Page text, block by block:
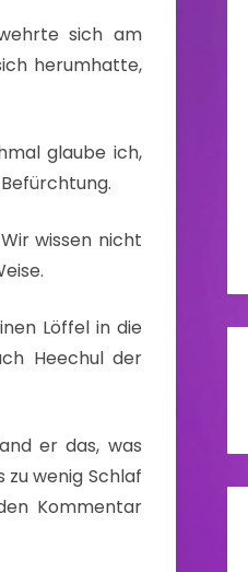
sich am
herumhatte,
glaube ich,
wissen nicht
Löffel in die
Heechul der
er das, was
wenig Schlaf
Kommentar